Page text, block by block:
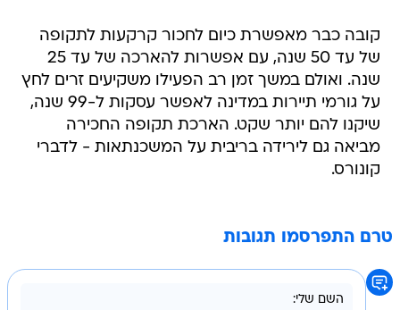
קובה כבר מאפשרת כיום לחכור קרקעות לתקופה
של עד 50 שנה, עם אפשרות להארכה של עד 25
שנה. ואולם במשך זמן רב הפעילו משקיעים זרים לחץ
על גורמי תיירות במדינה לאפשר עסקות ל-99 שנה,
שיקנו להם יותר שקט. הארכת תקופה החכירה
מביאה גם לירידה בריבית על המשכנתאות - לדברי
קונורס.
טרם התפרסמו תגובות